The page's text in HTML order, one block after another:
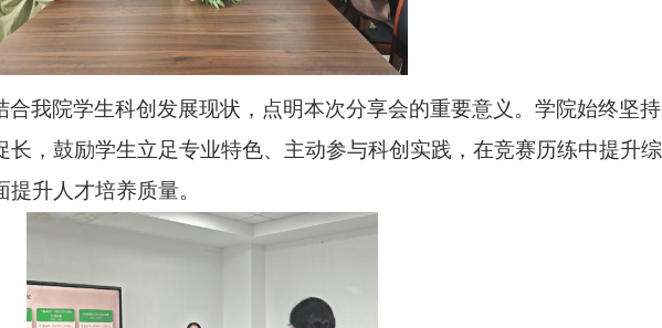
合我院学生科创发展现状，点明本次分享会的重要意义。学院始终坚持
长，鼓励学生立足专业特色、主动参与科创实践，在竞赛历练中提升综
升人才培养质量。